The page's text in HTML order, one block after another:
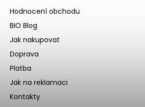
Hodnocení obchodu
BIO Blog
Jak nakupovat
Doprava
Platba
Jak na reklamaci
Kontakty